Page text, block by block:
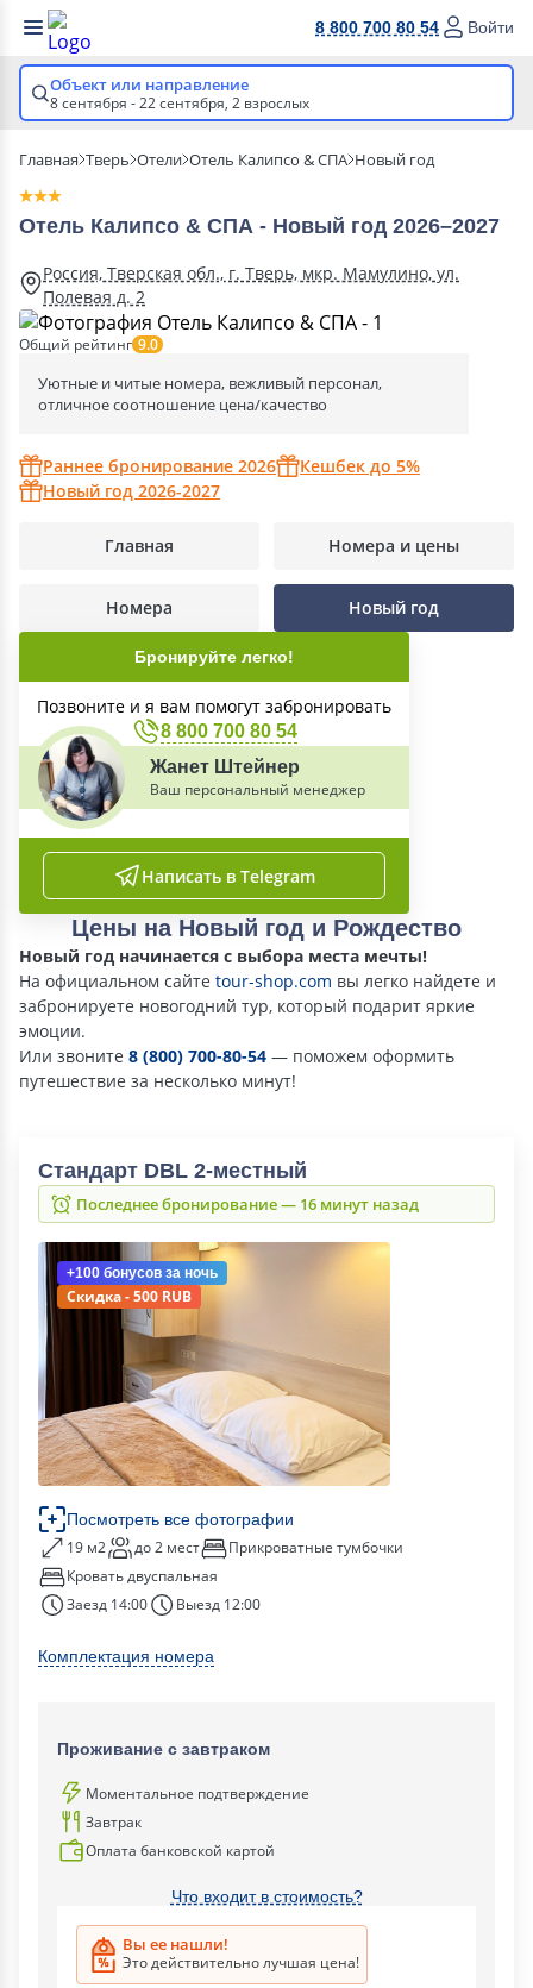
8 800 700 80 54 Войти
Объект или направление
8 сентября - 22 сентября, 2 взрослых
Главная Тверь Отели Отель Калипсо & СПА Новый год
Отель Калипсо & СПА - Новый год 2026–2027
Россия, Тверская обл., г. Тверь, мкр. Мамулино, ул.
Полевая д. 2
Общий рейтинг 9.0
Уютные и читые номера, вежливый персонал,
отличное соотношение цена/качество
Раннее бронирование 2026
Кешбек до 5%
Новый год 2026-2027
Главная Номера и цены
Номера Новый год
Бронируйте легко!
Позвоните и я вам помогут забронировать
8 800 700 80 54
Жанет Штейнер
Ваш персональный менеджер
Написать в Telegram
Цены на Новый год и Рождество
Новый год начинается с выбора места мечты!
На официальном сайте tour-shop.com вы легко найдете и
забронируете новогодний тур, который подарит яркие
эмоции.
Или звоните 8 (800) 700-80-54 — поможем оформить
путешествие за несколько минут!
Стандарт DBL 2-местный
Последнее бронирование — 16 минут назад
+100 бонусов за ночь
Скидка - 500 RUB
Посмотреть все фотографии
19 м2 до 2 мест
Прикроватные тумбочки
Кровать двуспальная
Заезд 14:00
Выезд 12:00
Комплектация номера
Проживание с завтраком
Моментальное подтверждение
Завтрак
Оплата банковской картой
Что входит в стоимость?
Вы ее нашли!
Это действительно лучшая цена!